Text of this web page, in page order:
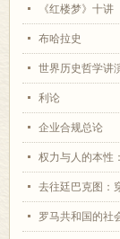
《红楼梦》十讲
布哈拉史
世界历史哲学讲
利论
企业合规总论
权力与人的本性
去往廷巴克图：
罗马共和国的社